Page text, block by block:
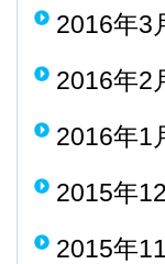
2016年3
2016年2
2016年1
2015年
2015年